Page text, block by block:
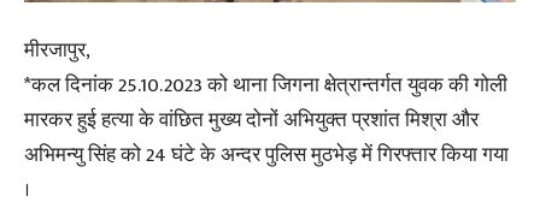
मीरजापुर,
*कल दिनांक 25.10.2023 को थाना जिगना क्षेत्रान्तर्गत युवक की गोली
मारकर हुई हत्या के वांछित मुख्य दोनों अभियुक्त प्रशांत मिश्रा और
अभिमन्यु सिंह को 24 घंटे के अन्दर पुलिस मुठभेड़ में गिरफ्तार किया गया
।